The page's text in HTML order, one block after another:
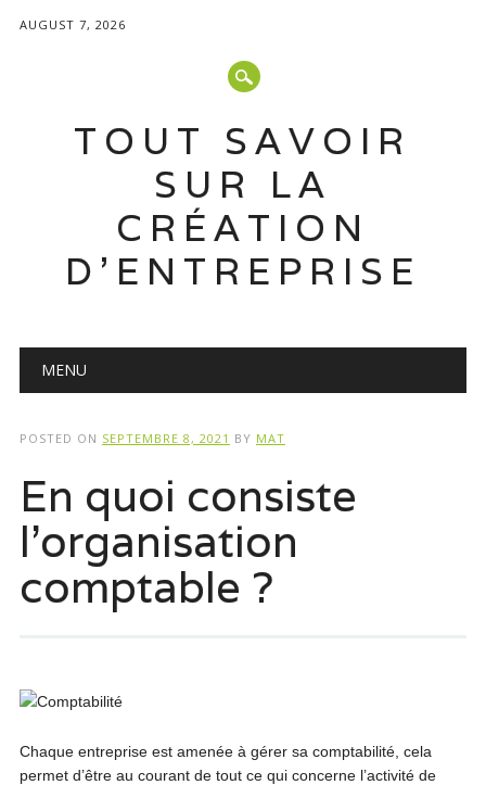
AUGUST 7, 2026
TOUT SAVOIR
SUR LA
CRÉATION
D'ENTREPRISE
Main menu
MENU
POSTED ON SEPTEMBRE 8, 2021 BY MAT
En quoi consiste
l’organisation
comptable ?
Chaque entreprise est amenée à gérer sa comptabilité, cela
permet d’être au courant de tout ce qui concerne l’activité de